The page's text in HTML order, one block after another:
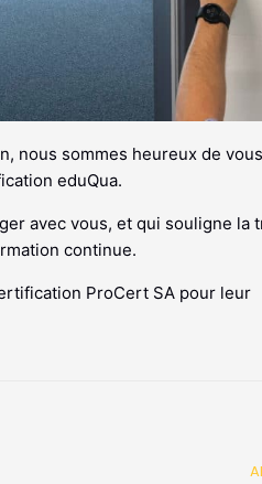
nous sommes heureux de
eduQua.
avec vous, et qui souligne la
continue.
ProCert SA pour leur